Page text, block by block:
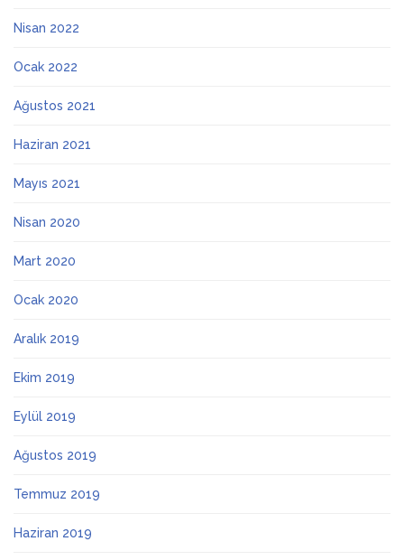
Nisan 2022
Ocak 2022
Ağustos 2021
Haziran 2021
Mayıs 2021
Nisan 2020
Mart 2020
Ocak 2020
Aralık 2019
Ekim 2019
Eylül 2019
Ağustos 2019
Temmuz 2019
Haziran 2019